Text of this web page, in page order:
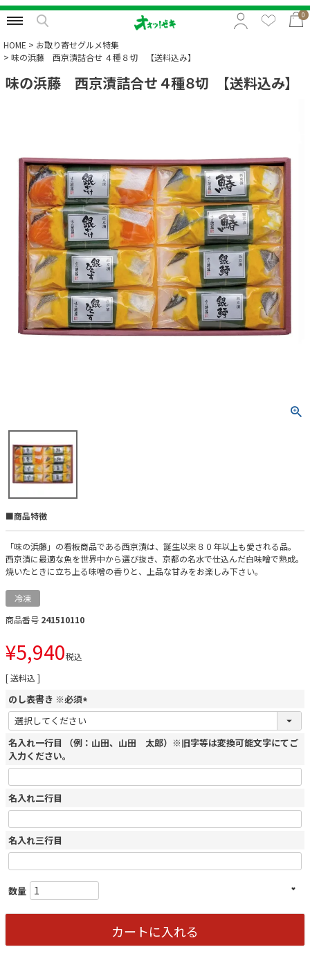
0
特集から選択
贈る相手から選択
HOME
お取り寄せグルメ特集
味の浜藤 西京漬詰合せ ４種８切 【送料込み】
味の浜藤 西京漬詰合せ ４種８切 【送料込み】
■商品特徴
「味の浜藤」の看板商品である西京漬は、誕生以来８０年以上も愛される品。
西京漬に最適な魚を世界中から選び抜き、京都の名水で仕込んだ白味噌で熟成。
焼いたときに立ち上る味噌の香りと、上品な甘みをお楽しみ下さい。
冷凍
商品番号 241510110
¥5,940税込
送料込
のし表書き ※必須
(
必
須
名入れ一行目 （例：山田、山田 太郎）※旧字等は変換可能文字にてご
入力ください。
名入れ二行目
名入れ三行目
カートに入れる